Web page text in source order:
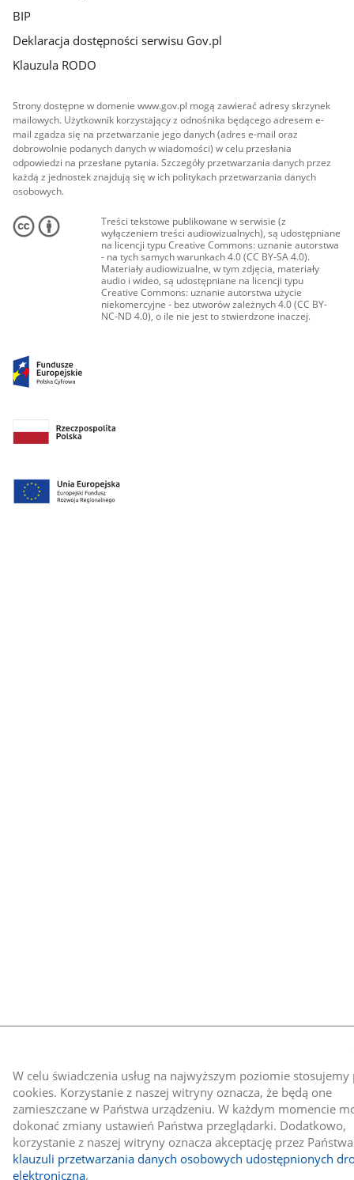
W celu świadczenia usług na najwyższym poziomie
cookies. Korzystanie z naszej witryny oznacza, że będą one
zamieszczane w Państwa urządzeniu. W każdym momencie
dokonać zmiany ustawień Państwa przeglądarki. Dodatkowo,
korzystanie z naszej witryny oznacza akceptację przez Państwa
klauzuli przetwarzania danych osobowych udostępnionych
elektroniczną.
BIP
Deklaracja dostępności serwisu Gov.pl
Klauzula RODO
Strony dostępne w domenie www.gov.pl mogą zawierać adresy skrzynek
mailowych. Użytkownik korzystający z odnośnika będącego adresem e-
mail zgadza się na przetwarzanie jego danych (adres e-mail oraz
dobrowolnie podanych danych w wiadomości) w celu przesłania
odpowiedzi na przesłane pytania. Szczegóły przetwarzania danych przez
każdą z jednostek znajdują się w ich politykach przetwarzania danych
osobowych.
Treści tekstowe publikowane w serwisie (z
wyłączeniem treści audiowizualnych), są udostępniane
na licencji typu Creative Commons: uznanie autorstwa
- na tych samych warunkach 4.0 (CC BY-SA 4.0).
Materiały audiowizualne, w tym zdjęcia, materiały
audio i wideo, są udostępniane na licencji typu
Creative Commons: uznanie autorstwa użycie
niekomercyjne - bez utworów zależnych 4.0 (CC BY-
NC-ND 4.0), o ile nie jest to stwierdzone inaczej.